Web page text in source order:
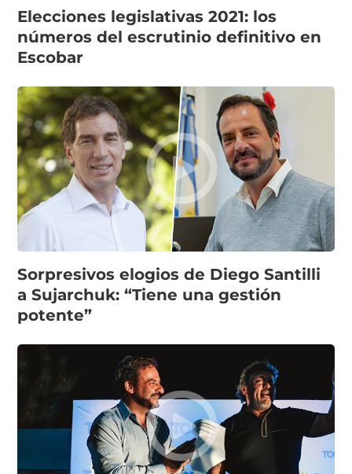
Elecciones legislativas 2021: los
números del escrutinio definitivo en
Escobar
Sorpresivos elogios de Diego Santilli
a Sujarchuk: “Tiene una gestión
potente”